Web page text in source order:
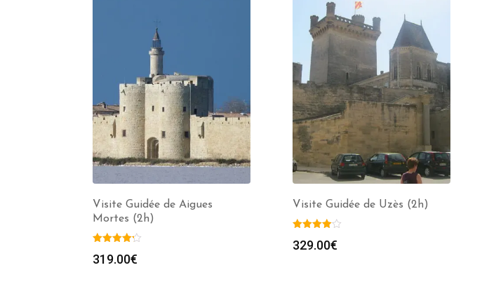
Visite Guidée de Aigues
Mortes (2h)
319.00€
Visite Guidée de Uzès (2h)
329.00€